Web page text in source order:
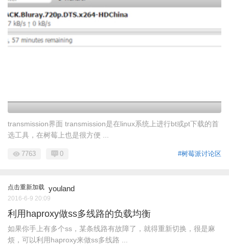
transmission界面 transmission是在linux系统上进行bt或pt下载的首
选工具，在树莓上也是很方便 ...
#树莓派讨论区
7763 0
点击重新加载 youland
2016-6-9 20:09
利用haproxy做ss多线路的负载均衡
如果你手上有多个ss，某条线路有故障了，就得重新切换，很是麻
烦，可以利用haproxy来做ss多线路 ...